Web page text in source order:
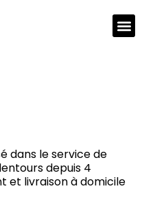
dans le service de
depuis 4
et livraison à domicile